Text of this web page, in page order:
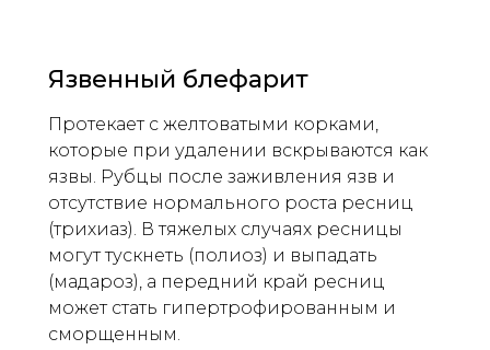
Язвенный блефарит
Протекает с желтоватыми корками,
которые при удалении вскрываются как
язвы. Рубцы после заживления язв и
отсутствие нормального роста ресниц
(трихиаз). В тяжелых случаях ресницы
могут тускнеть (полиоз) и выпадать
(мадароз), а передний край ресниц
может стать гипертрофированным и
сморщенным.